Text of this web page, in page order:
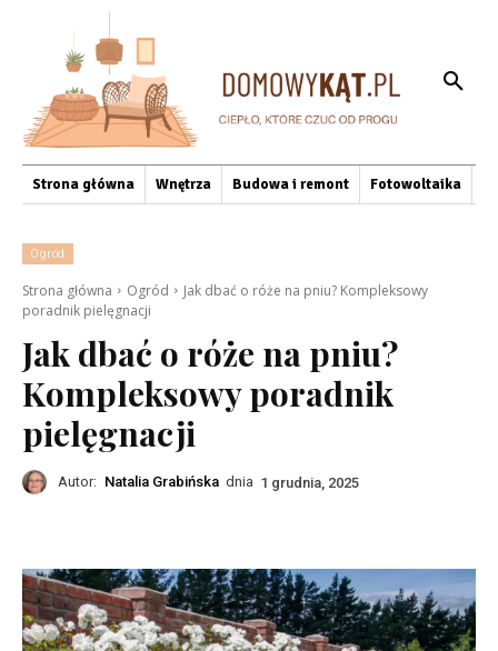
Strona główna Wnętrza Budowa i remont Fotowoltaika
Ogród
Strona główna Ogród
Jak dbać o róże na pniu? Kompleksowy
poradnik pielęgnacji
Jak dbać o róże na pniu?
Kompleksowy poradnik
pielęgnacji
Autor: Natalia Grabińska dnia 1 grudnia, 2025